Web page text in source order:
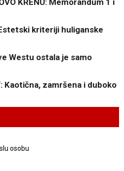
KRENU: Memorandum 1 i
kriteriji huliganske
Westu ostala je samo
Kaotična, zamršena i duboko
osobu